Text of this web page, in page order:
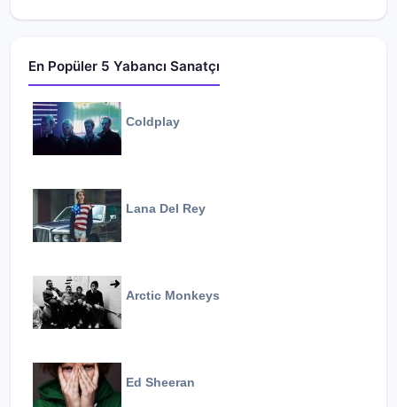
En Popüler 5 Yabancı Sanatçı
Coldplay
Lana Del Rey
Arctic Monkeys
Ed Sheeran